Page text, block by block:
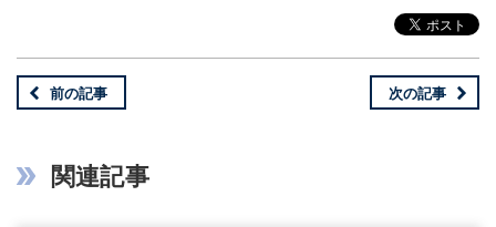
前の記事 次の記事
関連記事